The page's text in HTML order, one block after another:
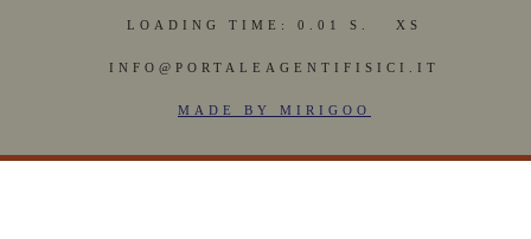
LOADING TIME: 0.01 S. XS
INFO@PORTALEAGENTIFISICI.IT
MADE BY MIRIGOO